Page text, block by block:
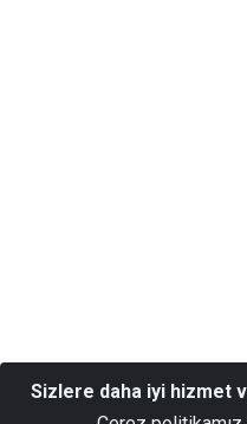
Sizlere daha iyi hizmet